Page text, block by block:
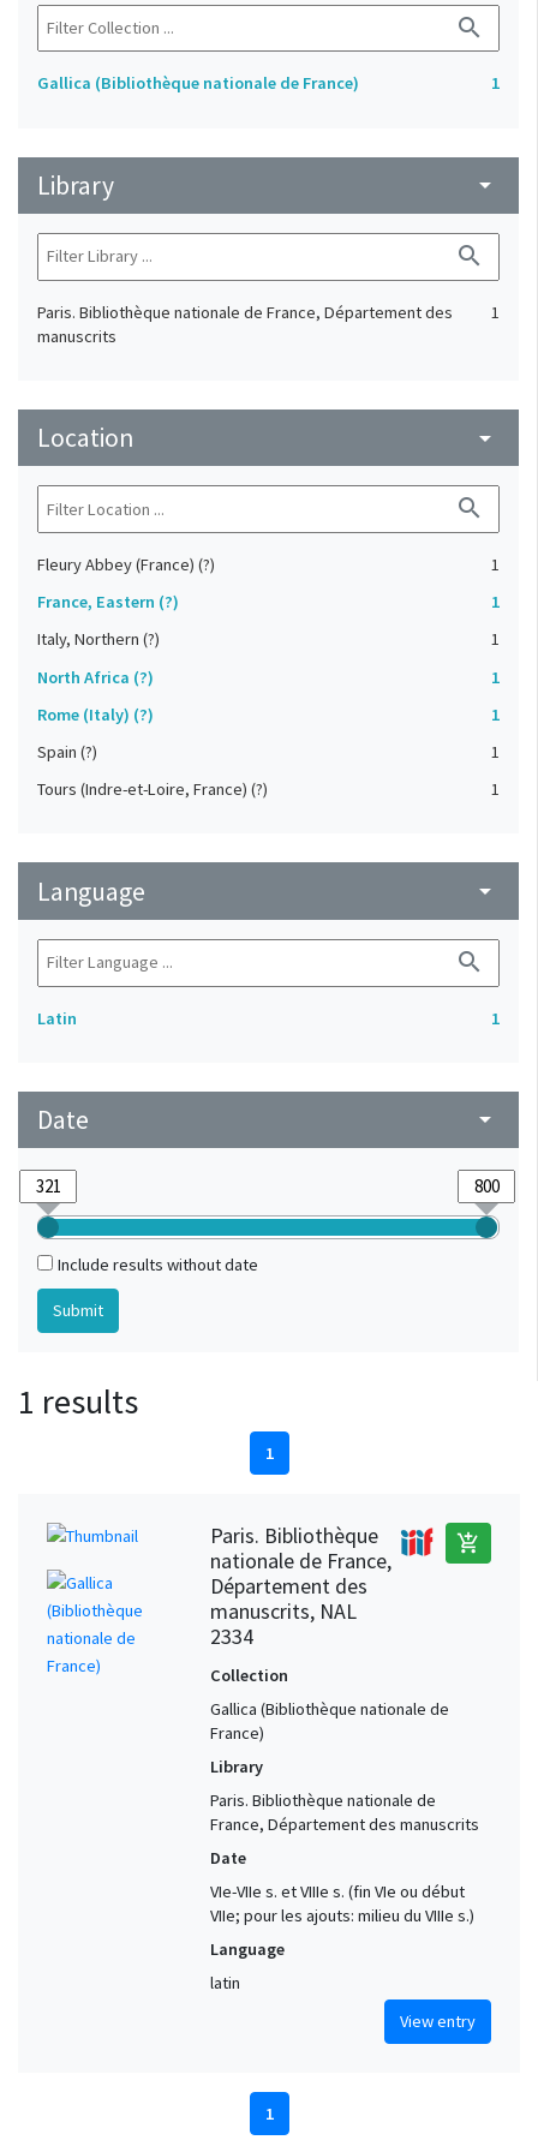
search
Gallica (Bibliothèque nationale de France) 1
Library arrow_drop_down
search
Paris. Bibliothèque nationale de France, Département des
manuscrits
1
Location arrow_drop_down
search
Fleury Abbey (France) (?)
1
France, Eastern (?)
1
Italy, Northern (?)
1
North Africa (?)
1
Rome (Italy) (?)
1
Spain (?)
1
Tours (Indre-et-Loire, France) (?)
1
Language arrow_drop_down
search
Latin 1
Date arrow_drop_down
Include results without date
1 results
1
Paris. Bibliothèque
nationale de France,
Département des
manuscrits, NAL
2334
add_shopping_cart
Collection
Gallica (Bibliothèque nationale de
France)
Library
Paris. Bibliothèque nationale de
France, Département des manuscrits
Date
VIe-VIIe s. et VIIIe s. (fin VIe ou début
VIIe; pour les ajouts: milieu du VIIIe s.)
Language
latin
View entry
1